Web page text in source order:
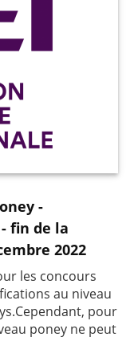
-
fin de la
2022
les concours
au niveau
pour
poney ne peut